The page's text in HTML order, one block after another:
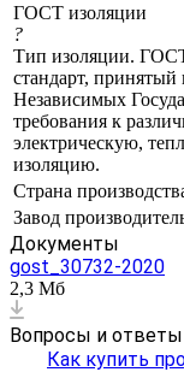
ГОСТ изоляции
?
Тип изоляции.
стандарт,
Независимых
требования к
электрическую,
изоляцию.
Страна
Завод
Документы
gost_30732-2020
2,3 Мб
Вопросы и ответы
Как купить